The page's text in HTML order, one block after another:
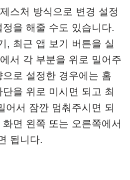
스처 방식으로 변경 설정
을 해줄 수도 있습니다.
, 최근 앱 보기 버튼을 실
서 각 부분을 위로 밀어주
로 설정한 경우에는 홈
을 위로 미시면 되고 최
어서 잠깐 멈춰주시면 되
면 왼쪽 또는 오른쪽에서
됩니다.